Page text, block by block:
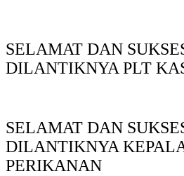
SELAMAT DAN
DILANTIKNYA PLT
SELAMAT DAN
DILANTIKNYA
PERIKANAN